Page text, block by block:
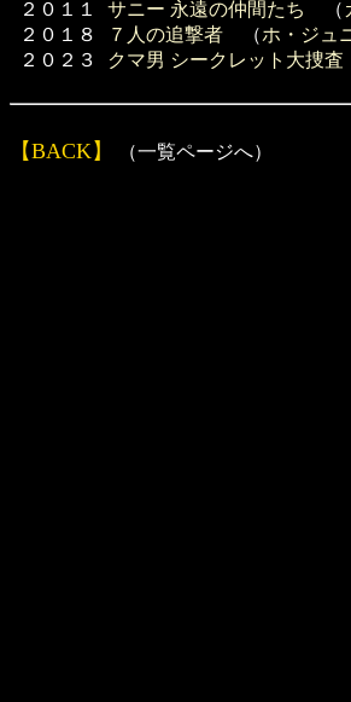
２０１１
２０１８
２０２３
サニー 永遠の仲間たち （
７人の追撃者 （ホ・ジュ
クマ男 シークレット大捜査
【BACK】 （一覧ページへ）